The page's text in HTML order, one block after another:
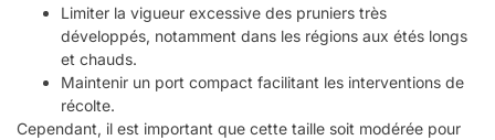
Limiter la vigueur excessive des pruniers très
développés, notamment dans les régions aux étés longs
et chauds.
Maintenir un port compact facilitant les interventions de
récolte.
Cependant, il est important que cette taille soit modérée pour